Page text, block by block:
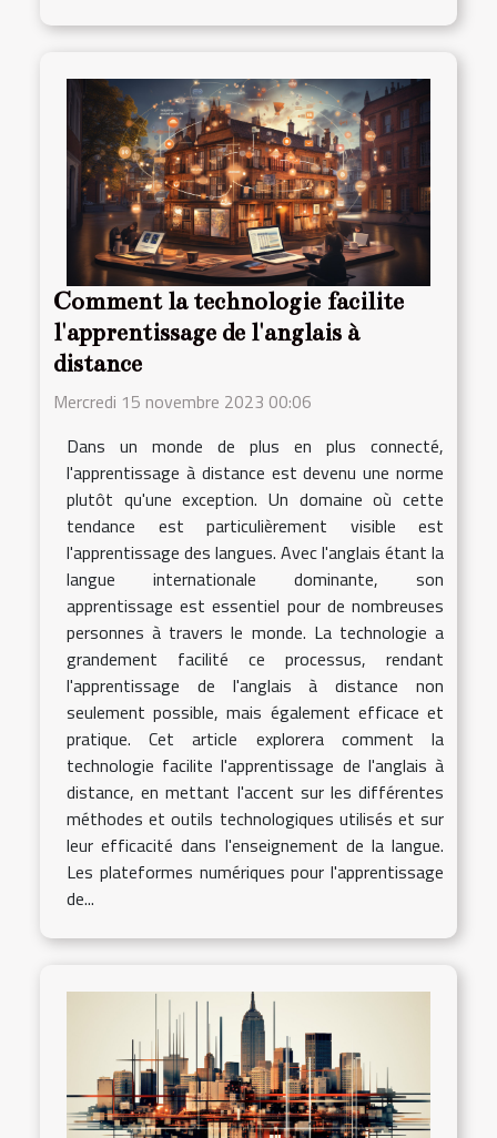
Comment la technologie facilite
l'apprentissage de l'anglais à
distance
Mercredi 15 novembre 2023 00:06
Dans un monde de plus en plus connecté,
l'apprentissage à distance est devenu une norme
plutôt qu'une exception. Un domaine où cette
tendance est particulièrement visible est
l'apprentissage des langues. Avec l'anglais étant la
langue internationale dominante, son
apprentissage est essentiel pour de nombreuses
personnes à travers le monde. La technologie a
grandement facilité ce processus, rendant
l'apprentissage de l'anglais à distance non
seulement possible, mais également efficace et
pratique. Cet article explorera comment la
technologie facilite l'apprentissage de l'anglais à
distance, en mettant l'accent sur les différentes
méthodes et outils technologiques utilisés et sur
leur efficacité dans l'enseignement de la langue.
Les plateformes numériques pour l'apprentissage
de...